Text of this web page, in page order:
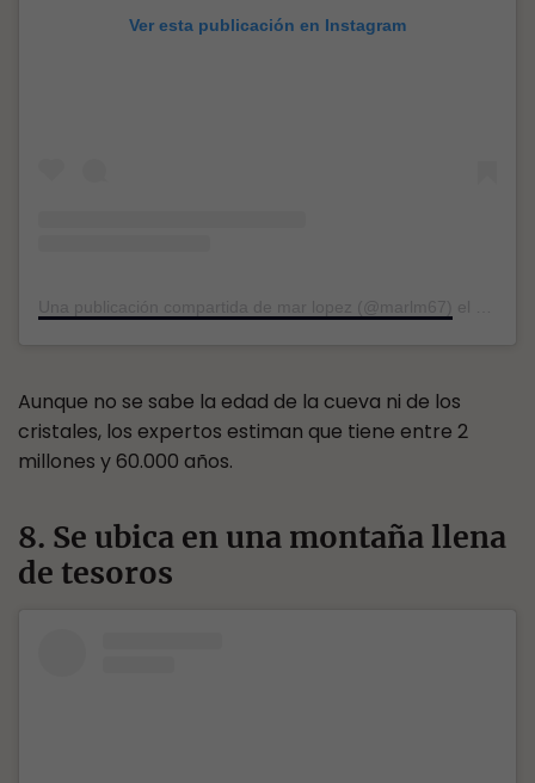
Ver esta publicación en Instagram
Aunque no se sabe la edad de la cueva ni de los
cristales, los expertos estiman que tiene entre 2
millones y 60.000 años.
8. Se ubica en una montaña llena
de tesoros